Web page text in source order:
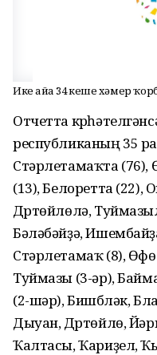
Ике айҙа 34 кеше хәмер
Отчетта
республиканың 35
Стәрлетамаҡта (76),
(13), Белоретта (22),
Дүртөйлөлә,
Бәләбәйҙә,
Стәрлетамаҡ (8),
Туймазы (3-әр),
(2-шәр), Бишбүләк,
Дыуан, Дүртөйлө,
Ҡалтасы, Ҡариҙел,